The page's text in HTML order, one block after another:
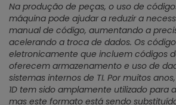
Na produção de peças, o uso de
máquina pode ajudar a reduzir a
manual de código, aumentando a
acelerando a troca de dados. Os
eletronicamente que incluem códigos
oferecem armazenamento e uso de
sistemas internos de TI. Por muitos
1D tem sido amplamente utilizado para
mas este formato está sendo